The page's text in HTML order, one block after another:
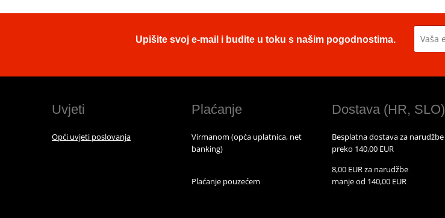
Upišite svoj e-mail i budite u toku s našim pogodnostima.
Uvjeti
Opći uvjeti poslovanja
Plaćanje
Virmanom (opća uplatnica, net
banking)
Plaćanje pouzećem
Dostava (HR, SLO)
Besplatna dostava za narudžbe
preko 140,00 EUR
8,00 EUR za narudžbe
manje od 140,00 EUR